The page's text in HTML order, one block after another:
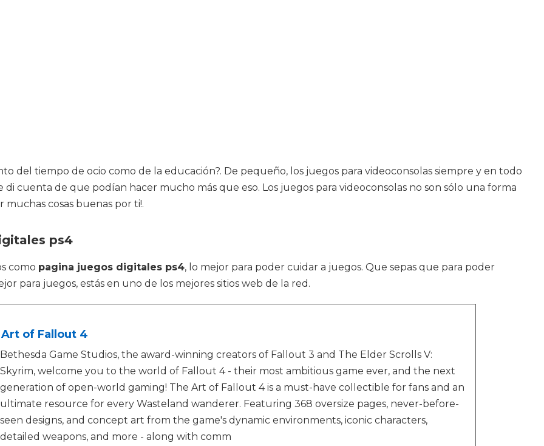
del tiempo de ocio como de la educación?. De pequeño, los juegos para videoconsolas siempre y en todo
cuenta de que podían hacer mucho más que eso. Los juegos para videoconsolas no son sólo una forma
cosas buenas por ti!.
ps4
como pagina juegos digitales ps4, lo mejor para poder cuidar a juegos. Que sepas que para poder
para juegos, estás en uno de los mejores sitios web de la red.
of Fallout 4
Bethesda Game Studios, the award-winning creators of Fallout 3 and The Elder Scrolls V:
Skyrim, welcome you to the world of Fallout 4 - their most ambitious game ever, and the next
generation of open-world gaming! The Art of Fallout 4 is a must-have collectible for fans and an
ultimate resource for every Wasteland wanderer. Featuring 368 oversize pages, never-before-
seen designs, and concept art from the game's dynamic environments, iconic characters,
detailed weapons, and more - along with comm